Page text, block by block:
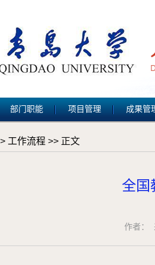
部门职能 项目管理 成果管
工作流程 >> 正文
全国
作者：